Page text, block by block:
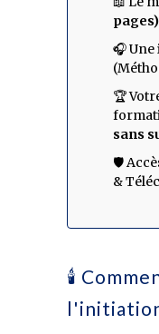
pages)
🎧
🏆
sans
🛡️
&
🕯️